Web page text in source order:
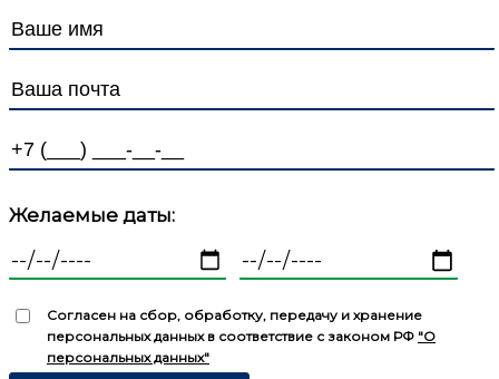
Желаемые даты:
Согласен на сбор, обработку, передачу и хранение
персональных данных в соответствие с законом РФ "О
персональных данных"